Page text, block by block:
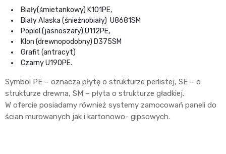
Biały(śmietankowy) K101PE,
Biały Alaska (śnieżnobiały) U8681SM
Popiel (jasnoszary) U112PE,
Klon (drewnopodobny) D375SM
Grafit (antracyt)
Czarny U190PE.
Symbol PE – oznacza płytę o strukturze perlistej, SE – o
strukturze drewna, SM – płyta o strukturze gładkiej.
W ofercie posiadamy również systemy zamocowań paneli do
ścian murowanych jak i kartonowo- gipsowych.